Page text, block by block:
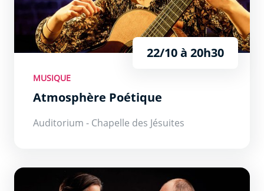
22/10 à 20h30
MUSIQUE
Atmosphère Poétique
Auditorium - Chapelle des Jésuites
Contes à Rebours